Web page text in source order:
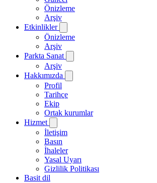
Önizleme
Arşiv
Etkinlikler
Önizleme
Arşiv
Parkta Sanat
Arşiv
Hakkımızda
Profil
Tarihçe
Ekip
Ortak kurumlar
Hizmet
İletişim
Basın
İhaleler
Yasal Uyarı
Gizlilik Politikası
Basit dil